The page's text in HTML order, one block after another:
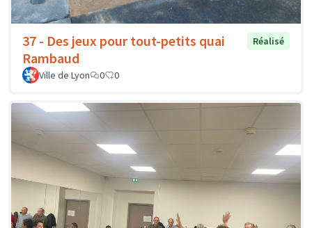
37 - Des jeux pour tout-petits quai
Rambaud
Réalisé
Ville de Lyon 0 0